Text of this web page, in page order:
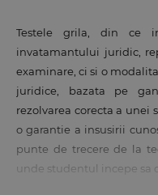
Testele grila, din ce
invatamantului juridic,
examinare, ci si o
juridice, bazata pe
rezolvarea corecta a unei
o garantie a insusirii
punte de trecere de la
unde studentul incepe sa